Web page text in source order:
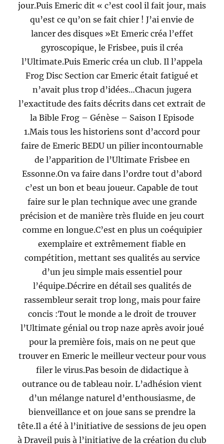
jour.Puis Emeric dit « c’est cool il fait jour, mais
qu’est ce qu’on se fait chier ! J’ai envie de
lancer des disques »Et Emeric créa l’effet
gyroscopique, le Frisbee, puis il créa
l’Ultimate.Puis Emeric créa un club. Il l’appela
Frog Disc Section car Emeric était fatigué et
n’avait plus trop d’idées…Chacun jugera
l’exactitude des faits décrits dans cet extrait de
la Bible Frog – Génèse – Saison I Episode
1.Mais tous les historiens sont d’accord pour
faire de Emeric BEDU un pilier incontournable
de l’apparition de l’Ultimate Frisbee en
Essonne.On va faire dans l’ordre tout d’abord
c’est un bon et beau joueur. Capable de tout
faire sur le plan technique avec une grande
précision et de manière très fluide en jeu court
comme en longue.C’est en plus un coéquipier
exemplaire et extrêmement fiable en
compétition, mettant ses qualités au service
d’un jeu simple mais essentiel pour
l’équipe.Décrire en détail ses qualités de
rassembleur serait trop long, mais pour faire
concis :Tout le monde a le droit de trouver
l’Ultimate génial ou trop naze après avoir joué
pour la première fois, mais on ne peut que
trouver en Emeric le meilleur vecteur pour vous
filer le virus.Pas besoin de didactique à
outrance ou de tableau noir. L’adhésion vient
d’un mélange naturel d’enthousiasme, de
bienveillance et on joue sans se prendre la
tête.Il a été à l’initiative de sessions de jeu open
à Draveil puis à l’initiative de la création du club